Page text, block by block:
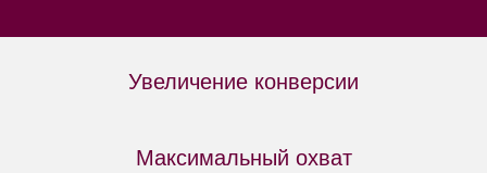
Увеличение конверсии
Максимальный охват